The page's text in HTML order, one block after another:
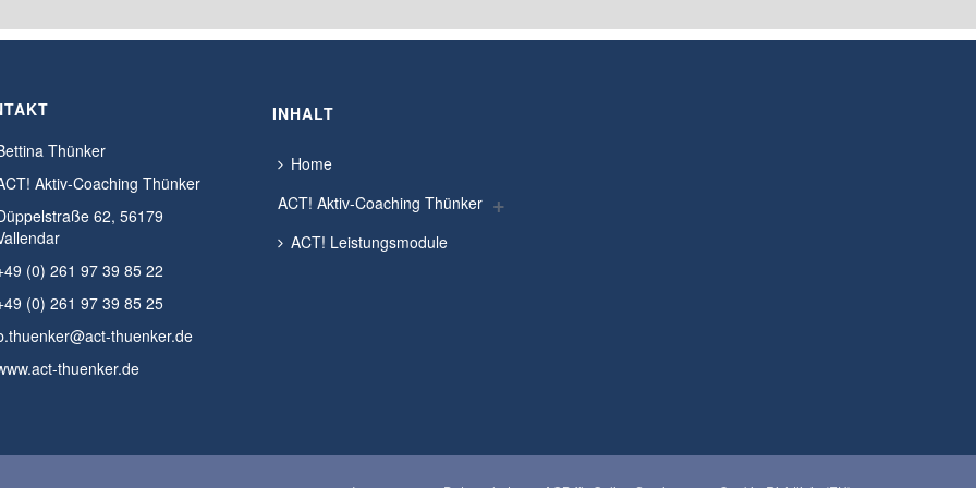
Thünker
Aktiv-Coaching Thünker
62, 56179
(0) 261 97 39 85 22
(0) 261 97 39 85 25
thuenker.de
thuenker.de
INHALT
Home
ACT! Aktiv-Coaching Thünker
ACT! Leistungsmodule